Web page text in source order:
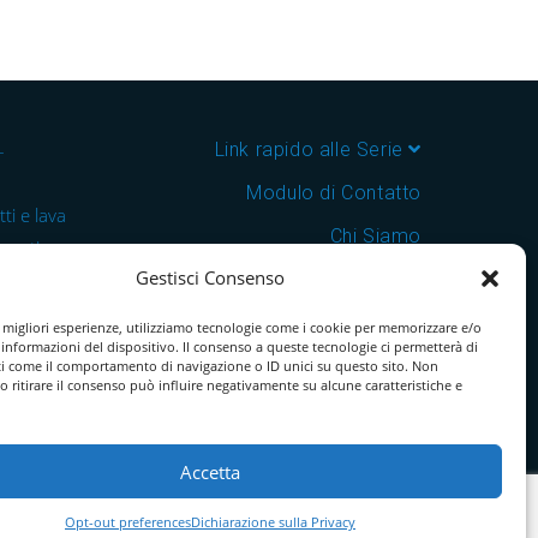
Gestisci Consenso
esperienze, utilizziamo tecnologie come i cookie per memorizzare e/o
informazioni del dispositivo. Il consenso a queste tecnologie ci permetterà di
come il comportamento di navigazione o ID unici su questo sito. Non
ritirare il consenso può influire negativamente su alcune caratteristiche e
Accetta
Opt-out preferencesDichiarazione sulla Privacy
e lava
e
in
Link rapido alle Serie
Modulo di Contatto
Chi Siamo
Download Catalogo PDF
Cookie Policy